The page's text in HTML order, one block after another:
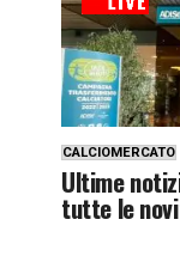
CALCIOMERCATO
Ultime
tutte le